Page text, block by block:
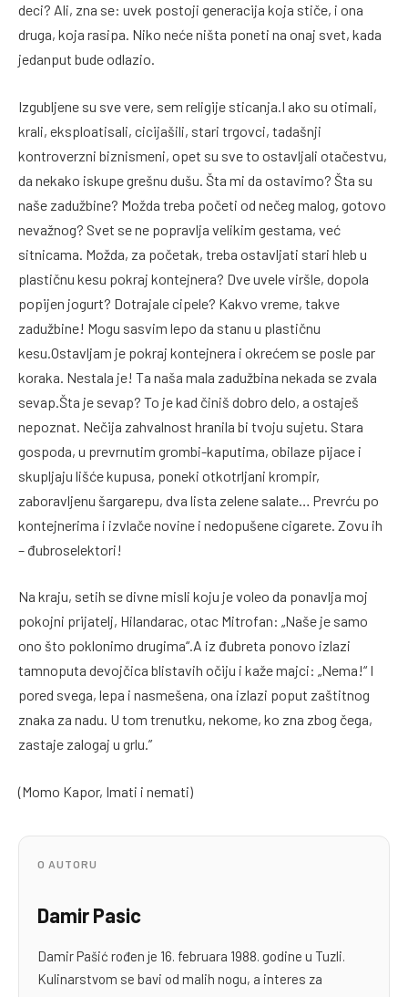
deci? Ali, zna se: uvek postoji generacija koja stiče, i ona
druga, koja rasipa. Niko neće ništa poneti na onaj svet, kada
jedanput bude odlazio.
Izgubljene su sve vere, sem religije sticanja.I ako su otimali,
krali, eksploatisali, cicijašili, stari trgovci, tadašnji
kontroverzni biznismeni, opet su sve to ostavljali otačestvu,
da nekako iskupe grešnu dušu. Šta mi da ostavimo? Šta su
naše zadužbine? Možda treba početi od nečeg malog, gotovo
nevažnog? Svet se ne popravlja velikim gestama, već
sitnicama. Možda, za početak, treba ostavljati stari hleb u
plastičnu kesu pokraj kontejnera? Dve uvele viršle, dopola
popijen jogurt? Dotrajale cipele? Kakvo vreme, takve
zadužbine! Mogu sasvim lepo da stanu u plastičnu
kesu.Ostavljam je pokraj kontejnera i okrećem se posle par
koraka. Nestala je! Ta naša mala zadužbina nekada se zvala
sevap.Šta je sevap? To je kad činiš dobro delo, a ostaješ
nepoznat. Nečija zahvalnost hranila bi tvoju sujetu. Stara
gospoda, u prevrnutim grombi-kaputima, obilaze pijace i
skupljaju lišće kupusa, poneki otkotrljani krompir,
zaboravljenu šargarepu, dva lista zelene salate… Prevrću po
kontejnerima i izvlače novine i nedopušene cigarete. Zovu ih
– đubroselektori!
Na kraju, setih se divne misli koju je voleo da ponavlja moj
pokojni prijatelj, Hilandarac, otac Mitrofan: „Naše je samo
ono što poklonimo drugima“.A iz đubreta ponovo izlazi
tamnoputa devojčica blistavih očiju i kaže majci: „Nema!“ I
pored svega, lepa i nasmešena, ona izlazi poput zaštitnog
znaka za nadu. U tom trenutku, nekome, ko zna zbog čega,
zastaje zalogaj u grlu.”
(Momo Kapor, Imati i nemati)
O AUTORU
Damir Pasic
Damir Pašić rođen je 16. februara 1988. godine u Tuzli.
Kulinarstvom se bavi od malih nogu, a interes za